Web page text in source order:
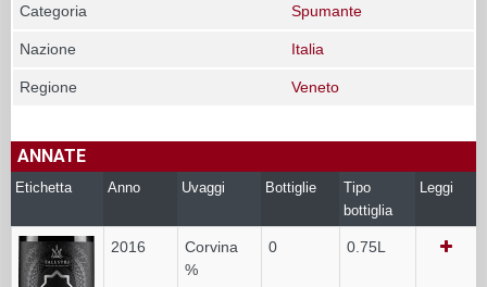
Categoria Spumante
Nazione Italia
Regione Veneto
ANNATE
Etichetta Anno Uvaggi Bottiglie
Tipo
bottiglia
Leggi
2016
Corvina
%
0 0.75L